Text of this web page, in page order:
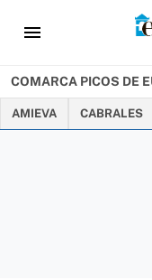
menu
COMARCA PICOS DE
AMIEVA CABRALES